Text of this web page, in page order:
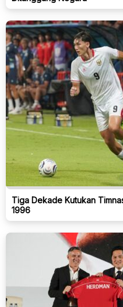
Tiga Dekade Kutukan
1996